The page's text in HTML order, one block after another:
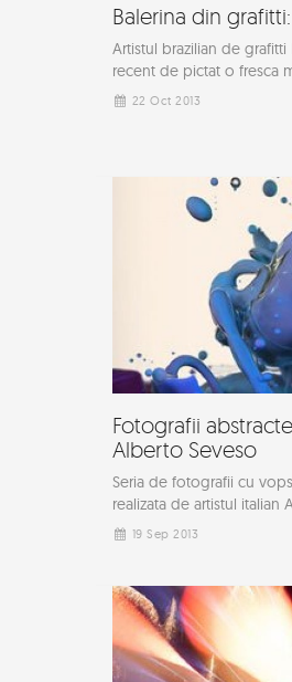
Balerina din
Artistul brazilian de
recent de pictat o fresca
22 Oct 2013
Fotografii
Alberto Seveso
Seria de fotografii cu
realizata de artistul italian
19 Sep 2013